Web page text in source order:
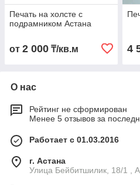
Печать на холсте с
подрамником Астана
от 2 000 ₸/кв.м 4
О нас
Рейтинг не сформирован
Менее 5 отзывов за
Работает с 01.03.2016
г. Астана
Улица Бейбитшилик, 18/1 ,